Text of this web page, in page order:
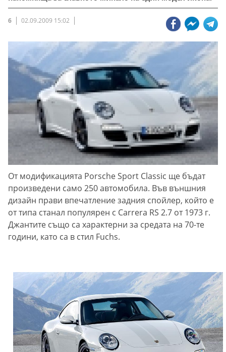
6 02.09.2009 15:02
От модификацията Porsche Sport Classic ще бъдат
произведени само 250 автомобила. Във външния
дизайн прави впечатление задния спойлер, който е
от типа станал популярен с Carrera RS 2.7 от 1973 г.
Джантите също са характерни за средата на 70-те
години, като са в стил Fuchs.